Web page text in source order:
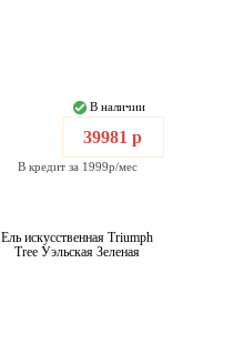
В наличии
39981 р
В кредит за 1999р/мес
Ель искусственная Triumph
Tree Уэльская Зеленая